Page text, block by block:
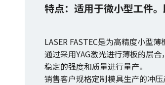
特点：适用于微小型工件
LASER FASTEC是为高精度小型
通过采用YAG激光进行薄板的层
稳定的强度和质量进行量产。
销售客户规格定制模具生产的冲压